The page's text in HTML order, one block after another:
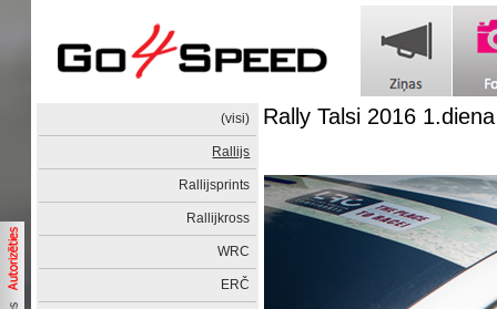
(visi)
Rallijs
Rallijsprints
Rallijkross
WRC
ERČ
Rally Talsi 2016 1.diena